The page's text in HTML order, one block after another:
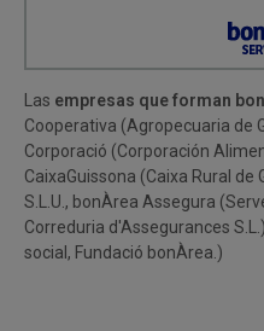
Las empresas que forman
Cooperativa (Agropecuaria de
Corporació (Corporación
CaixaGuissona (Caixa Rural de
S.L.U., bonÀrea Assegura
Correduria d'Assegurances
social, Fundació bonÀrea.)